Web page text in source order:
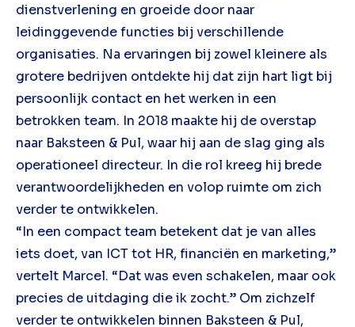
dienstverlening en groeide door naar
leidinggevende functies bij verschillende
organisaties. Na ervaringen bij zowel kleinere als
grotere bedrijven ontdekte hij dat zijn hart ligt bij
persoonlijk contact en het werken in een
betrokken team. In 2018 maakte hij de overstap
naar Baksteen & Pul, waar hij aan de slag ging als
operationeel directeur. In die rol kreeg hij brede
verantwoordelijkheden en volop ruimte om zich
verder te ontwikkelen.
“In een compact team betekent dat je van alles
iets doet, van ICT tot HR, financiën en marketing,”
vertelt Marcel. “Dat was even schakelen, maar ook
precies de uitdaging die ik zocht.” Om zichzelf
verder te ontwikkelen binnen Baksteen & Pul,